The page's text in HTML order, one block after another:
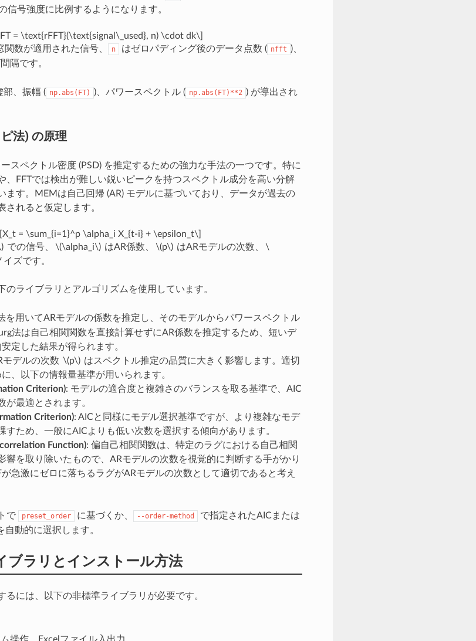
信号強度に比例するようになります。
= \text{rFFT}(\text{signal\_used}, n) \cdot dk\]
関数が適用された信号、 n はゼロパディング後のデータ点数 ( nfft )、
隔です。
部、振幅 ( np.abs(FT) )、パワースペクトル ( np.abs(FT)**2 ) が導出され
法) の原理
スペクトル密度 (PSD) を推定するための強力な手法の一つです。特に
、FFTでは検出が難しい鋭いピークを持つスペクトル成分を高い分解
ます。MEMは自己回帰 (AR) モデルに基づいており、データが過去の
されると仮定します。
= \sum_{i=1}^p \alpha_i X_{t-i} + \epsilon_t\]
での信号、 \(\alpha_i\) はAR係数、 \(p\) はARモデルの次数、
\
ズです。
のライブラリとアルゴリズムを使用しています。
を用いてARモデルの係数を推定し、そのモデルからパワースペクトル
法は自己相関関数を直接計算せずにAR係数を推定するため、短いデ
定した結果が得られます。
モデルの次数 \(p\) はスペクトル推定の品質に大きく影響します。適切
、以下の情報量基準が用いられます。
Criterion): モデルの適合度と複雑さのバランスを取る基準で、AIC
が最適とされます。
Criterion): AICと同様にモデル選択基準ですが、より複雑なモデ
すため、一般にAICよりも低い次数を選択する傾向があります。
Function): 偏自己相関関数は、特定のラグにおける自己相関
響を取り除いたもので、ARモデルの次数を視覚的に判断する手がかり
急激にゼロに落ちるラグがARモデルの次数として適切であると考え
で preset_order に基づくか、 --order-method
で指定されたAICまたは
自動的に選択します。
ブラリとインストール方法
るには、以下の非標準ライブラリが必要です。